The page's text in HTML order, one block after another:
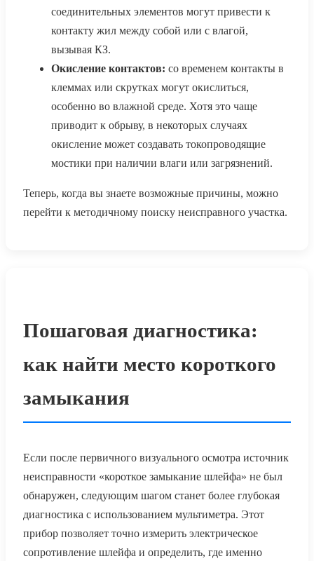
соединительных элементов могут привести к
контакту жил между собой или с влагой,
вызывая КЗ.
Окисление контактов: со временем контакты в
клеммах или скрутках могут окислиться,
особенно во влажной среде. Хотя это чаще
приводит к обрыву, в некоторых случаях
окисление может создавать токопроводящие
мостики при наличии влаги или загрязнений.
Теперь, когда вы знаете возможные причины, можно
перейти к методичному поиску неисправного участка.
Пошаговая диагностика:
как найти место короткого
замыкания
Если после первичного визуального осмотра источник
неисправности «короткое замыкание шлейфа» не был
обнаружен, следующим шагом станет более глубокая
диагностика с использованием мультиметра. Этот
прибор позволяет точно измерить электрическое
сопротивление шлейфа и определить, где именно